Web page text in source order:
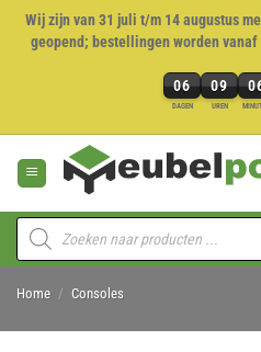
Wij zijn van 31 juli t/m 14 augustus
geopend; bestellingen worden
06
DAGEN
09
UREN
6
uren,
minuten
en
naar
inhoud
Producten
zoeken
Home / Consoles